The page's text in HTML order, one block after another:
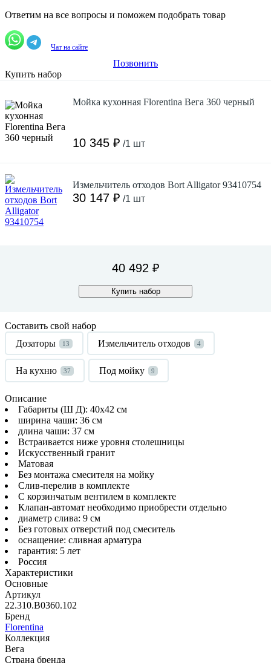
Ответим на все вопросы и поможем подобрать товар
Чат на сайте
Позвонить
Купить набор
Мойка кухонная Florentina Вега 360 черный
10 345 ₽ /1 шт
Измельчитель отходов Bort Alligator 93410754
30 147 ₽ /1 шт
40 492 ₽
Купить набор
Составить свой набор
Дозаторы
13 Измельчитель отходов 4
На кухню 37 Под мойку 9
Описание
Габариты (Ш Д): 40x42 см
ширина чаши: 36 см
длина чаши: 37 см
Встраивается ниже уровня столешницы
Искусственный гранит
Матовая
Без монтажа смесителя на мойку
Слив-перелив в комплекте
С корзинчатым вентилем в комплекте
Клапан-автомат необходимо приобрести отдельно
диаметр слива: 9 см
Без готовых отверстий под смеситель
оснащение: сливная арматура
гарантия: 5 лет
Россия
Характеристики
Основные
Артикул
22.310.B0360.102
Бренд
Florentina
Коллекция
Вега
Страна бренда